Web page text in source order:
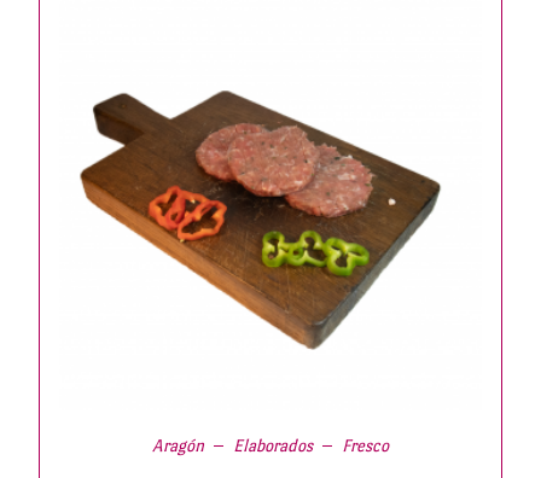
Aragón Elaborados Fresco